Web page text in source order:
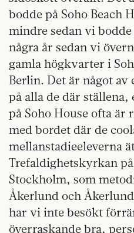
bodde på Soho Beach
mindre sedan vi
några år sedan vi
gamla högkvarter i
Berlin. Det är något
på alla de där
på Soho House ofta
med bordet där de
mellanstadieeleverna
Trefaldighetskyrkan
Stockholm, som
Åkerlund och
har vi inte besökt
överraskande bra,